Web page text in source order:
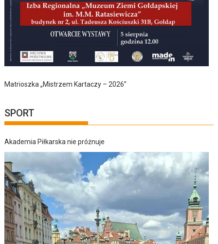
Matrioszka „Mistrzem Kartaczy – 2026”
SPORT
Akademia Piłkarska nie próżnuje